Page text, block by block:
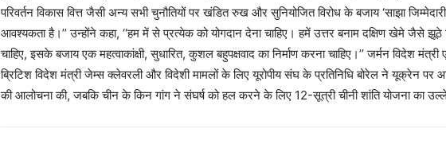
परिवर्तन विकास वित्त जैसी अन्य सभी चुनौतियों पर खंडित रुख और सुनियोजित विरोध के बजाय ‘साझा
आवश्यकता है।’’ उन्होंने कहा, ‘‘हम में से प्रत्येक को योगदान देना चाहिए। हमें उत्तर बनाम दक्षिण खेमे जैसे झूठे
चाहिए, इसके बजाय एक महत्वाकांक्षी, सुधारित, कुशल बहुपक्षवाद का निर्माण करना चाहिए।’’ जर्मन विदेश मंत्री
ब्रिटिश विदेश मंत्री जेम्स क्लेवरली और विदेशी मामलों के लिए यूरोपीय संघ के प्रतिनिधि बोरेल ने यूक्रेन
की आलोचना की, जबकि चीन के किन गांग ने संघर्ष को हल करने के लिए 12-सूत्री चीनी शांति योजना का